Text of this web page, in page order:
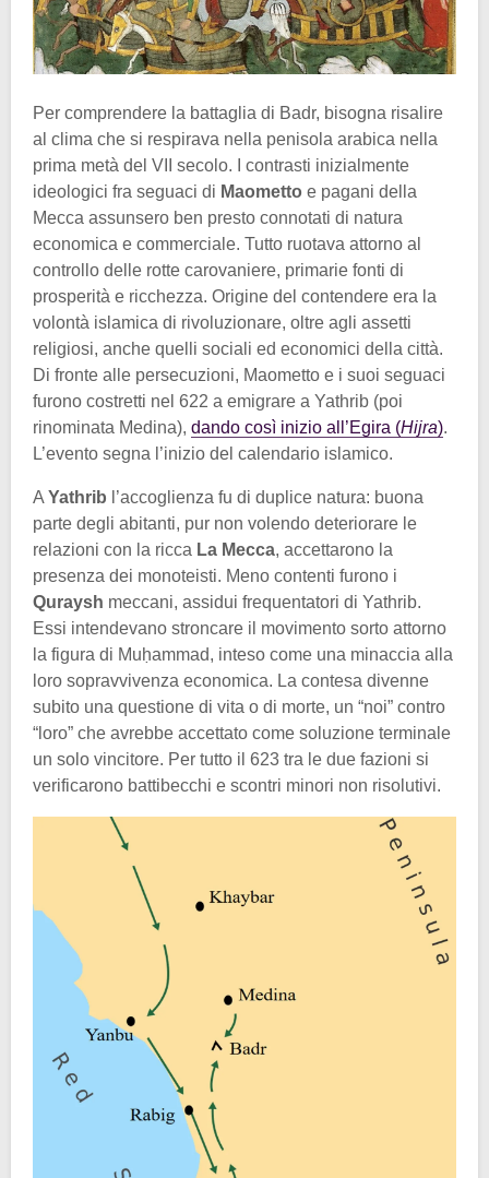
Per comprendere la battaglia di Badr, bisogna risalire
al clima che si respirava nella penisola arabica nella
prima metà del VII secolo. I contrasti inizialmente
ideologici fra seguaci di Maometto e pagani della
Mecca assunsero ben presto connotati di natura
economica e commerciale. Tutto ruotava attorno al
controllo delle rotte carovaniere, primarie fonti di
prosperità e ricchezza. Origine del contendere era la
volontà islamica di rivoluzionare, oltre agli assetti
religiosi, anche quelli sociali ed economici della città.
Di fronte alle persecuzioni, Maometto e i suoi seguaci
furono costretti nel 622 a emigrare a Yathrib (poi
rinominata Medina), dando così inizio all’Egira (Hijra).
L’evento segna l’inizio del calendario islamico.
A Yathrib l’accoglienza fu di duplice natura: buona
parte degli abitanti, pur non volendo deteriorare le
relazioni con la ricca La Mecca, accettarono la
presenza dei monoteisti. Meno contenti furono i
Quraysh meccani, assidui frequentatori di Yathrib.
Essi intendevano stroncare il movimento sorto attorno
la figura di Muḥammad, inteso come una minaccia alla
loro sopravvivenza economica. La contesa divenne
subito una questione di vita o di morte, un “noi” contro
“loro” che avrebbe accettato come soluzione terminale
un solo vincitore. Per tutto il 623 tra le due fazioni si
verificarono battibecchi e scontri minori non risolutivi.